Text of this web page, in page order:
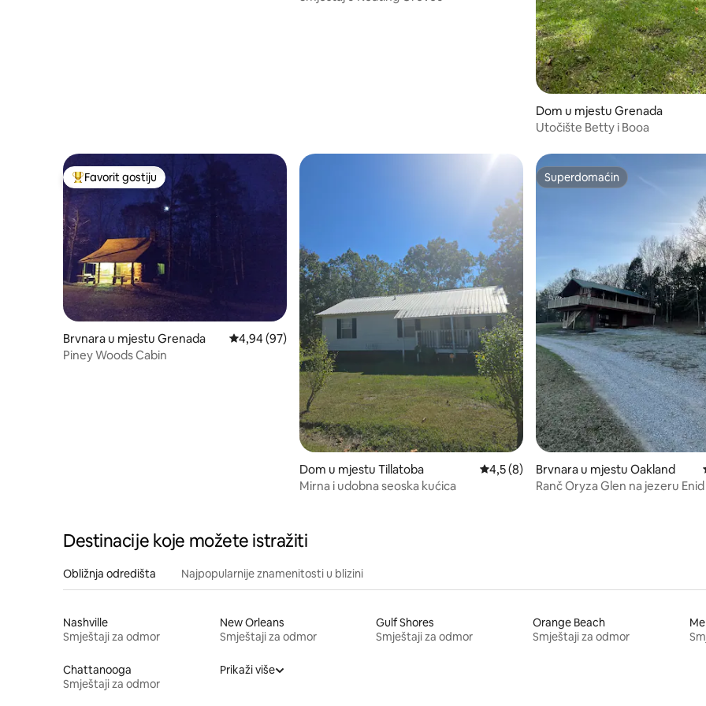
Dom u mjestu Grenada
Utočište Betty i Booa
Glavni favorit gostiju
Favorit gostiju
Brvnara u mjestu Grenada Prosječna ocjena: 4,94 od 5, recenzija: 97
4,94 (97)
Piney Woods Cabin
Dom u mjestu Tillatoba Prosječna ocjena: 4,5 od 5, recenzija: 8
4,5 (8)
Mirna i udobna seoska kućica
Superdomaćin
Superdomaćin
Brvnara u mjestu Oakland
Ranč Oryza Glen na jezeru Enid
Destinacije koje možete istražiti
Obližnja odredišta Najpopularnije znamenitosti u blizini
Nashville
Smještaji za odmor
New Orleans
Smještaji za odmor
Gulf Shores
Smještaji za odmor
Orange Beach
Smještaji za odmor
Chattanooga
Smještaji za odmor
Prikaži više